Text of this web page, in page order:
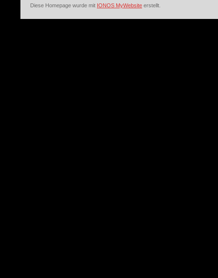
Diese Homepage wurde mit IONOS MyWebsite erstellt.